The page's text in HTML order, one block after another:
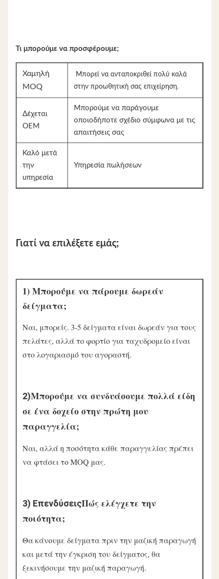
Τι μπορούμε να προσφέρουμε;
Χαμηλή
MOQ
Μπορεί να ανταποκριθεί πολύ καλά
στην προωθητική σας επιχείρηση.
Δέχεται
OEM
Μπορούμε να παράγουμε
οποιοδήποτε σχέδιο σύμφωνα με τις
απαιτήσεις σας
Καλό μετά
την
υπηρεσία
Υπηρεσία πωλήσεων
Γιατί να επιλέξετε εμάς;
1) Μπορούμε να πάρουμε δωρεάν
δείγματα;
Ναι, μπορείς. 3-5 δείγματα είναι δωρεάν για τους
πελάτες, αλλά το φορτίο για ταχυδρομείο είναι
στο λογαριασμό του αγοραστή.
2)Μπορούμε να συνδυάσουμε πολλά είδη
σε ένα δοχείο στην πρώτη μου
παραγγελία;
Ναι, αλλά η ποσότητα κάθε παραγγελίας πρέπει
να φτάσει το MOQ μας.
3) ΕπενδύσειςΠώς ελέγχετε την
ποιότητα;
Θα κάνουμε δείγματα πριν την μαζική παραγωγή
και μετά την έγκριση του δείγματος, θα
ξεκινήσουμε την μαζική παραγωγή.